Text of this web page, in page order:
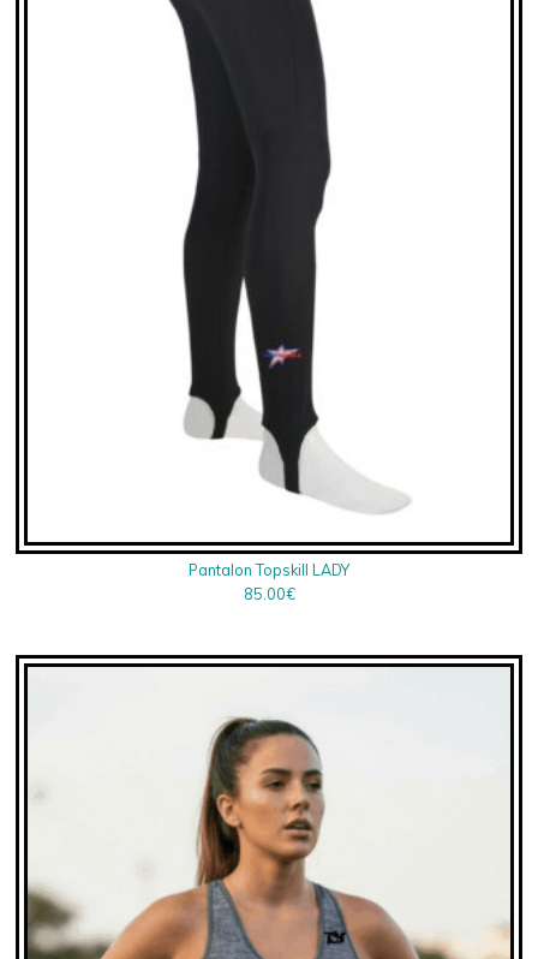
Pantalon Topskill LADY
85.00€